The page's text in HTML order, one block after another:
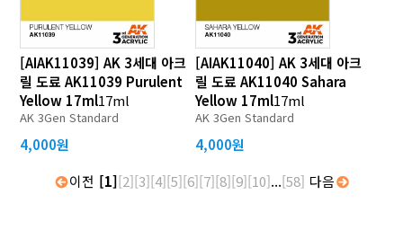
[AIAK11039] AK 3세대 아크
릴 도료 AK11039 Purulent
Yellow 17ml17ml
AK 3Gen Standard
4,000원
[AIAK11040] AK 3세대 아크
릴 도료 AK11040 Sahara
Yellow 17ml17ml
AK 3Gen Standard
4,000원
이전 [1][2][3][4][5][6][7][8][9][10]...[58] 다음